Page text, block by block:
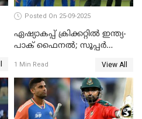
Posted On 25-09-2025
ഏഷ്യാകപ്പ് ക്രിക്കറ്റിൽ ഇന്ത്യ-
പാക് ഫൈനല്‍; സൂപ്പർ
തോൽപിച്ച് പാകിസ്ഥാൻ
1 Min Read View All